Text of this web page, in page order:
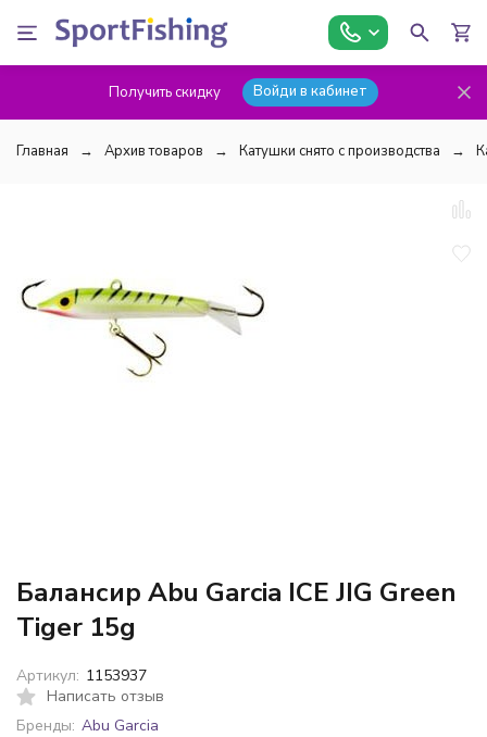
Получить скидку Войди в кабинет
Главная Архив товаров Катушки снято с производства
Балансир Abu Garcia ICE JIG Green
Tiger 15g
Написать отзыв
Бренды: Abu Garcia
Артикул: 1153937